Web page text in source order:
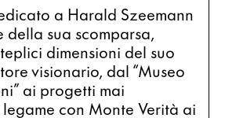
a Harald Szeemann
della sua scomparsa,
dimensioni del suo
visionario, dal “Museo
ai progetti mai
con Monte Verità ai